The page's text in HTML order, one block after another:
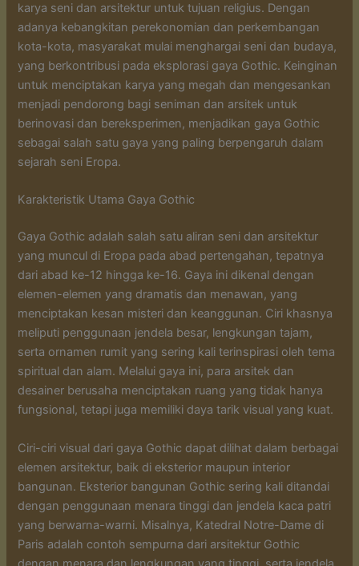
karya seni dan arsitektur untuk tujuan religius. Dengan
adanya kebangkitan perekonomian dan perkembangan
kota-kota, masyarakat mulai menghargai seni dan budaya,
yang berkontribusi pada eksplorasi gaya Gothic. Keinginan
untuk menciptakan karya yang megah dan mengesankan
menjadi pendorong bagi seniman dan arsitek untuk
berinovasi dan bereksperimen, menjadikan gaya Gothic
sebagai salah satu gaya yang paling berpengaruh dalam
sejarah seni Eropa.
Karakteristik Utama Gaya Gothic
Gaya Gothic adalah salah satu aliran seni dan arsitektur
yang muncul di Eropa pada abad pertengahan, tepatnya
dari abad ke-12 hingga ke-16. Gaya ini dikenal dengan
elemen-elemen yang dramatis dan menawan, yang
menciptakan kesan misteri dan keanggunan. Ciri khasnya
meliputi penggunaan jendela besar, lengkungan tajam,
serta ornamen rumit yang sering kali terinspirasi oleh tema
spiritual dan alam. Melalui gaya ini, para arsitek dan
desainer berusaha menciptakan ruang yang tidak hanya
fungsional, tetapi juga memiliki daya tarik visual yang kuat.
Ciri-ciri visual dari gaya Gothic dapat dilihat dalam berbagai
elemen arsitektur, baik di eksterior maupun interior
bangunan. Eksterior bangunan Gothic sering kali ditandai
dengan penggunaan menara tinggi dan jendela kaca patri
yang berwarna-warni. Misalnya, Katedral Notre-Dame di
Paris adalah contoh sempurna dari arsitektur Gothic